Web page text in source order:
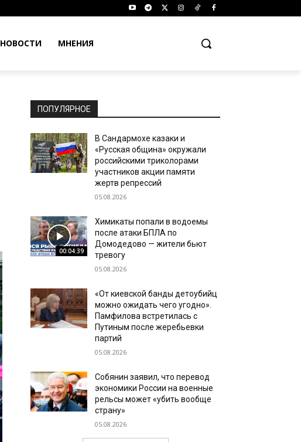
НОВОСТИ МНЕНИЯ
ПОПУЛЯРНОЕ
В Сандармохе казаки и
«Русская община» окружали
российскими триколорами
участников акции памяти
жертв репрессий
05.08.2026
00:04:39
Химикаты попали в водоемы
после атаки БПЛА по
Домодедово — жители бьют
тревогу
05.08.2026
«От киевской банды детоубийц
можно ожидать чего угодно».
Памфилова встретилась с
Путиным после жеребьевки
партий
05.08.2026
Собянин заявил, что перевод
экономики России на военные
рельсы может «убить вообще
страну»
05.08.2026